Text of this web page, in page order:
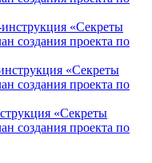
«Секреты
создания проекта по
«Секреты
создания проекта по
«Секреты
создания проекта по